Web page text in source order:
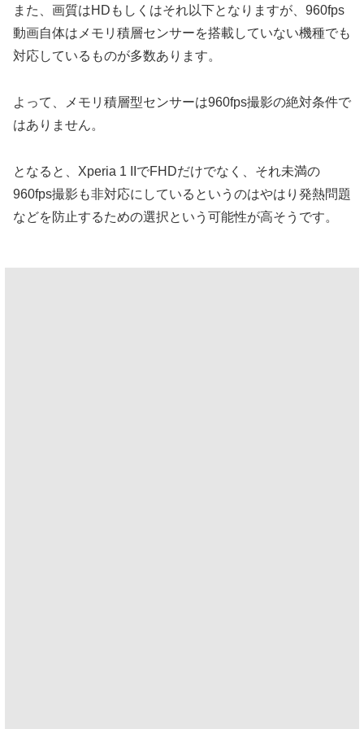
また、画質はHDもしくはそれ以下となりますが、960fps
動画自体はメモリ積層センサーを搭載していない機種でも
対応しているものが多数あります。
よって、メモリ積層型センサーは960fps撮影の絶対条件で
はありません。
となると、Xperia 1 IIでFHDだけでなく、それ未満の
960fps撮影も非対応にしているというのはやはり発熱問題
などを防止するための選択という可能性が高そうです。